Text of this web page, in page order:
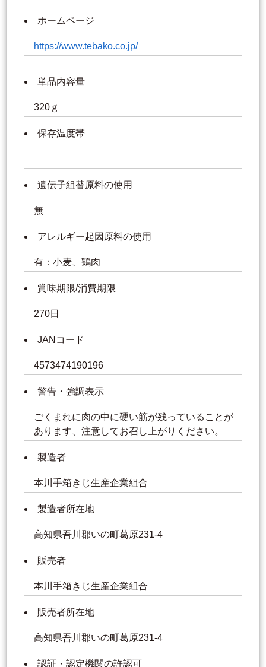
ホームページ
https://www.tebako.co.jp/
単品内容量
320ｇ
保存温度帯
遺伝子組替原料の使用
無
アレルギー起因原料の使用
有：小麦、鶏肉
賞味期限/消費期限
270日
JANコード
4573474190196
警告・強調表示
ごくまれに肉の中に硬い筋が残っていることが
あります、注意してお召し上がりください。
製造者
本川手箱きじ生産企業組合
製造者所在地
高知県吾川郡いの町葛原231-4
販売者
本川手箱きじ生産企業組合
販売者所在地
高知県吾川郡いの町葛原231-4
認証・認定機関の許認可